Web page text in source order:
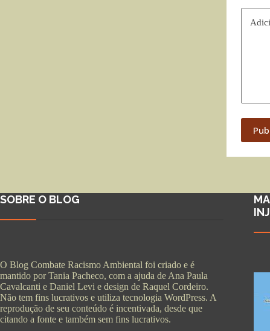
SOBRE O BLOG
O Blog Combate Racismo Ambiental foi criado e é
mantido por Tania Pacheco, com a ajuda de Ana Paula
Cavalcanti e Daniel Levi e design de Raquel Cordeiro.
Não tem fins lucrativos e utiliza tecnologia WordPress. A
reprodução de seu conteúdo é incentivada, desde que
citando a fonte e também sem fins lucrativos.